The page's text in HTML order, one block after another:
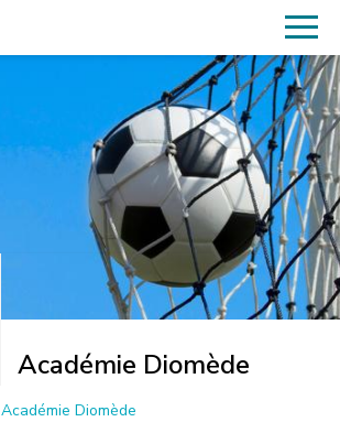
Académie Diomède
Académie Diomède